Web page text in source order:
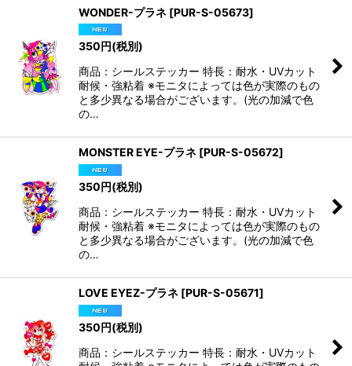
WONDER-プラネ [PUR-S-05673]
350円(税別)
商品：シールステッカー 特長：耐水・UVカット
耐候・強粘着 ※モニタによっては色が実際のもの
と多少異なる場合がございます。(光の加減で色
の…
MONSTER EYE-プラネ [PUR-S-05672]
350円(税別)
商品：シールステッカー 特長：耐水・UVカット
耐候・強粘着 ※モニタによっては色が実際のもの
と多少異なる場合がございます。(光の加減で色
の…
LOVE EYEZ-プラネ [PUR-S-05671]
350円(税別)
商品：シールステッカー 特長：耐水・UVカット